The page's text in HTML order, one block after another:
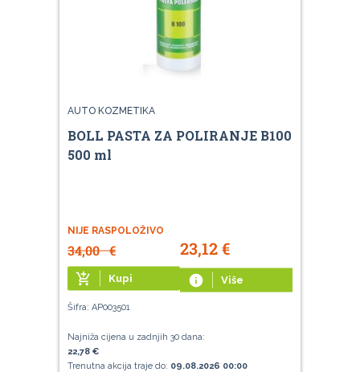
AUTO KOZMETIKA
BOLL PASTA ZA POLIRANJE B100
500 ml
NIJE RASPOLOŽIVO
34,00€ 23,12€
add_shopping_cart Kupi info Više
Šifra: AP003501
Najniža cijena u zadnjih 30 dana:
22,78 €
Trenutna akcija traje do: 09.08.2026 00:00